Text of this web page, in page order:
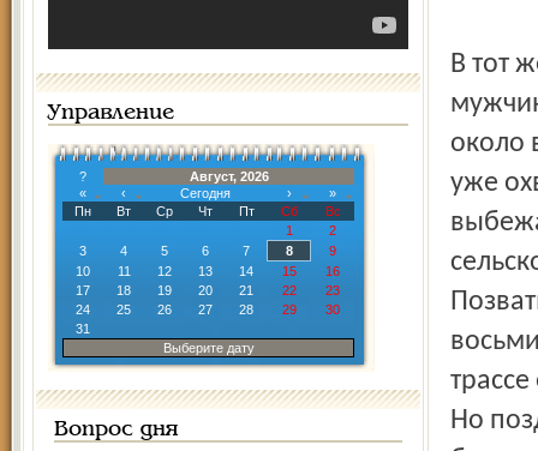
Управление
?
Август, 2026
«
‹ Сегодня ›
»
Пн
Вт Ср Чт Пт Сб
Вс
1
2
3
4 5 6 7 8
9
10
11 12 13 14 15
16
17
18 19 20 21 22
23
24
25 26 27 28 29
30
31
Выберите дату
Вопрос дня
В тот
около
уже
Но